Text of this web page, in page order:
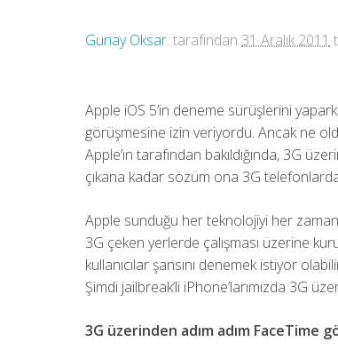
Gunay Oksar. tarafından 31 Aralık 2011
Apple iOS 5’in deneme sürüşlerini
görüşmesine izin veriyordu. Ancak ne
Apple’ın tarafından bakıldığında, 3G
çıkana kadar sözüm ona 3G
Apple sunduğu her teknolojiyi her
3G çeken yerlerde çalışması üzerine
kullanıcılar şansını denemek istiyor
Şimdi jailbreak’li iPhone’larımızda 3G
3G üzerinden adım adım FaceTime